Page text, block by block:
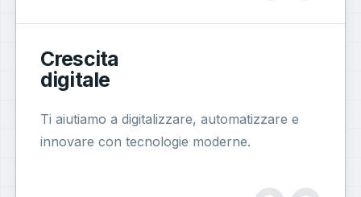
Crescita
digitale
Ti aiutiamo a digitalizzare, automatizzare e
innovare con tecnologie moderne.